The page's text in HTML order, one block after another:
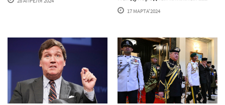
17 МАРТА'2024